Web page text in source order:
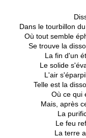
Dans le tourbillon
Où tout semble
Se trouve la
La fin d'un
Le solide
L'air
Telle est la
Où ce qui
Mais, après
La
Le feu
La terre